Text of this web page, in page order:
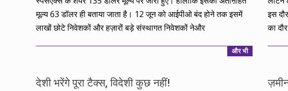
मूल्य 63 डॉलर ही बताया जाता है। 12 जून को आईपीओ बंद होने तक इसमें
लाखों छोटे निवेशकों और हज़ारों बड़े संस्थागत निवेशकों नेऔर
और भी
इस
का
देशी भरेंगे पूरा टैक्स, विदेशी कुछ नहीं!